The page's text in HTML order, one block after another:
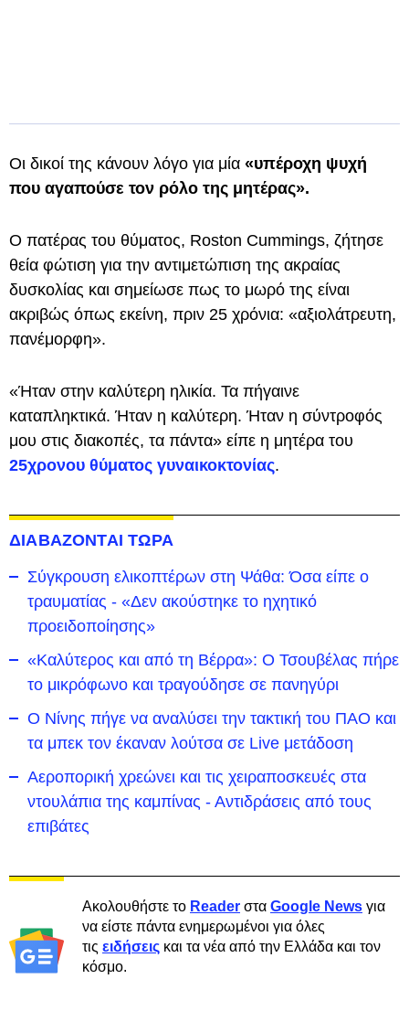
Οι δικοί της κάνουν λόγο για μία «υπέροχη ψυχή
που αγαπούσε τον ρόλο της μητέρας».
Ο πατέρας του θύματος, Roston Cummings, ζήτησε
θεία φώτιση για την αντιμετώπιση της ακραίας
δυσκολίας και σημείωσε πως το μωρό της είναι
ακριβώς όπως εκείνη, πριν 25 χρόνια: «αξιολάτρευτη,
πανέμορφη».
«Ήταν στην καλύτερη ηλικία. Τα πήγαινε
καταπληκτικά. Ήταν η καλύτερη. Ήταν η σύντροφός
μου στις διακοπές, τα πάντα» είπε η μητέρα του
25χρονου θύματος γυναικοκτονίας.
ΔΙΑΒΑΖΟΝΤΑΙ ΤΩΡΑ
Σύγκρουση ελικοπτέρων στη Ψάθα: Όσα είπε ο
τραυματίας - «Δεν ακούστηκε το ηχητικό
προειδοποίησης»
«Καλύτερος και από τη Βέρρα»: Ο Τσουβέλας πήρε
το μικρόφωνο και τραγούδησε σε πανηγύρι
Ο Νίνης πήγε να αναλύσει την τακτική του ΠΑΟ και
τα μπεκ τον έκαναν λούτσα σε Live μετάδοση
Αεροπορική χρεώνει και τις χειραποσκευές στα
ντουλάπια της καμπίνας - Αντιδράσεις από τους
επιβάτες
Ακολουθήστε το Reader στα Google News για
να είστε πάντα ενημερωμένοι για όλες
τις ειδήσεις και τα νέα από την Ελλάδα και τον
κόσμο.